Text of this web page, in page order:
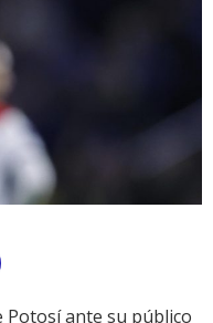
Link
Potosí ante su público